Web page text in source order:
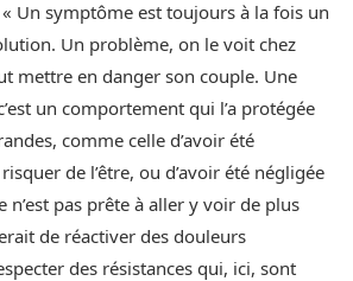
Un symptôme est toujours à la fois un
Un problème, on le voit chez
mettre en danger son couple. Une
un comportement qui l’a protégée
comme celle d’avoir été
de l’être, ou d’avoir été négligée
n’est pas prête à aller y voir de plus
de réactiver des douleurs
des résistances qui, ici, sont